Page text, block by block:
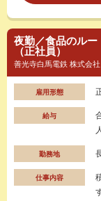
夜勤／食品のルー
（正社員）
善光寺白馬電鉄 株式会社
雇用形態
給与
勤務地
仕事内容